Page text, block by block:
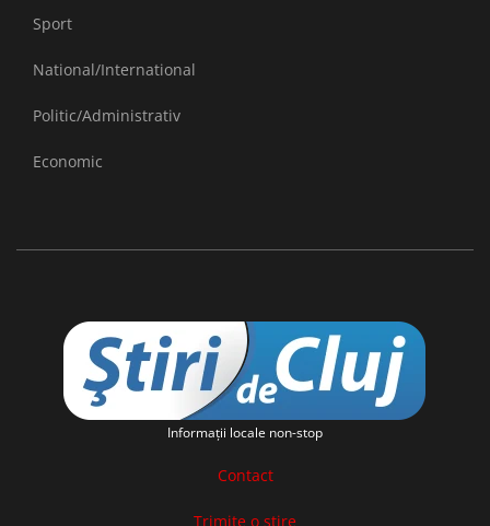
Sport
National/International
Politic/Administrativ
Economic
Informaţii locale non-stop
Contact
Trimite o stire